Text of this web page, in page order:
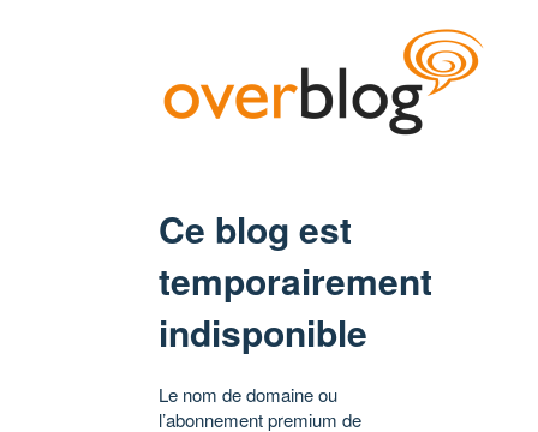
Ce blog est
temporairement
indisponible
Le nom de domaine ou
l’abonnement premium de